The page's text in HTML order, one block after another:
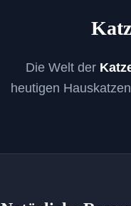
Die Welt der
heutigen